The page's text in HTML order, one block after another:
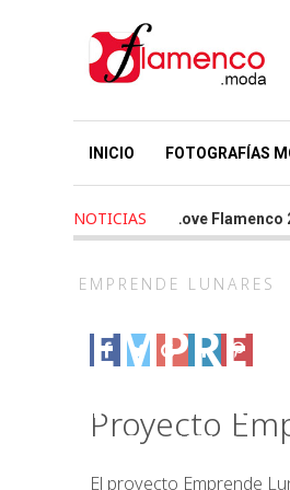
INICIO FOTOGRAFÍAS
NOTICIAS
- We Love Flamenco 2024 -
EMPRENDE LUNARES
SANTOS
Proyecto
El proyecto Emprende